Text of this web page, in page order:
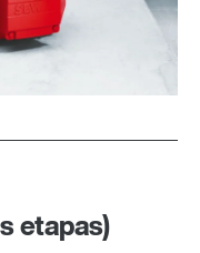
etapas)